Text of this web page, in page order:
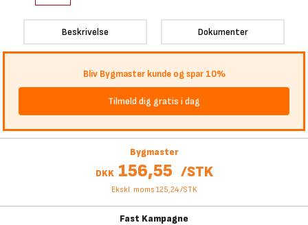
Beskrivelse Dokumenter
Bliv Bygmaster kunde og spar 10%
Tilmeld dig gratis i dag
Bygmaster
DKK 156,55 /STK
Ekskl. moms 125,24/STK
Fast Kampagne